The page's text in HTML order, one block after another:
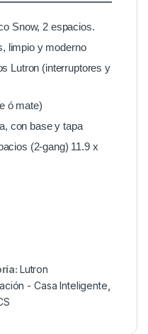
Snow, 2 espacios.
limpio y moderno
Lutron (interruptores y
ó mate)
con base y tapa
(2-gang) 11.9 x
Lutron
- Casa Inteligente